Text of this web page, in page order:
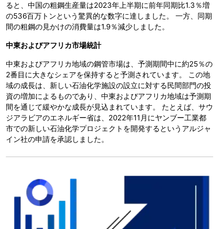
ると、中国の粗鋼生産量は2023年上半期に前年同期比1.3％増
の536百万トンという驚異的な数字に達しました。 一方、同期
間の粗鋼の見かけの消費量は1.9％減少しました。
中東およびアフリカ市場統計
中東およびアフリカ地域の鋼管市場は、予測期間中に約25％の
2番目に大きなシェアを保持すると予測されています。 この地
域の成長は、新しい石油化学施設の設立に対する民間部門の投
資の増加によるものであり、中東およびアフリカ地域は予測期
間を通じて緩やかな成長が見込まれています。 たとえば、サウ
ジアラビアのエネルギー省は、2022年11月にヤンブー工業都
市での新しい石油化学プロジェクトを開発するというアルジャ
イン社の申請を承認しました。